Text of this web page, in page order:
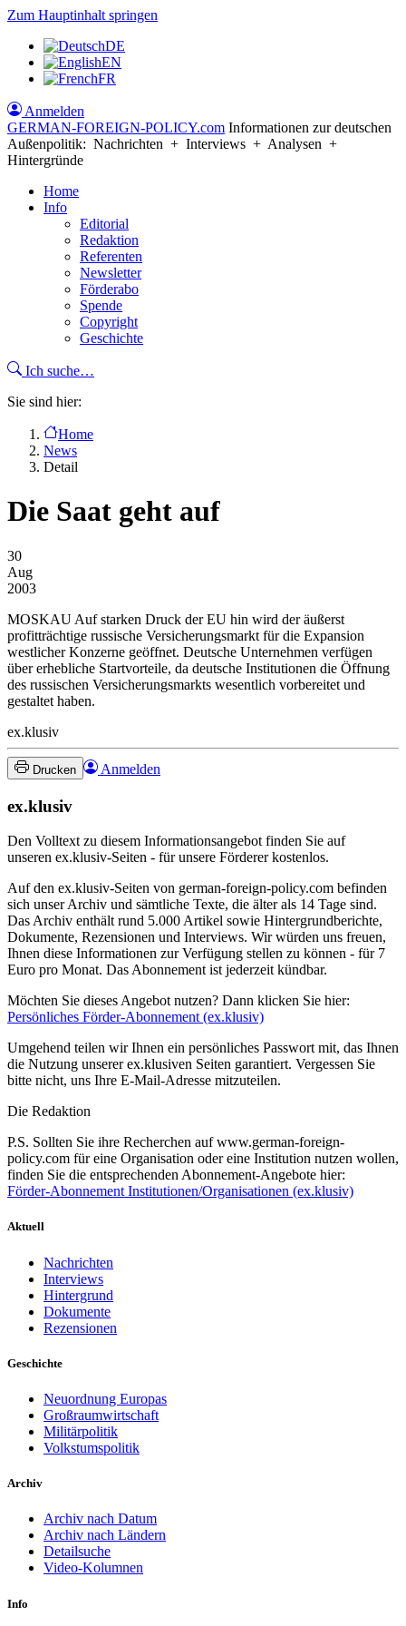
Zum Hauptinhalt springen
DE
EN
FR
Anmelden
GERMAN-FOREIGN-POLICY.com Informationen zur deutschen
Außenpolitik: Nachrichten + Interviews + Analysen +
Hintergründe
Home
Info
Editorial
Redaktion
Referenten
Newsletter
Förderabo
Spende
Copyright
Geschichte
Ich suche…
Sie sind hier:
Home
News
Detail
Die Saat geht auf
30
Aug
2003
MOSKAU Auf starken Druck der EU hin wird der äußerst
profitträchtige russische Versicherungsmarkt für die Expansion
westlicher Konzerne geöffnet. Deutsche Unternehmen verfügen
über erhebliche Startvorteile, da deutsche Institutionen die Öffnung
des russischen Versicherungsmarkts wesentlich vorbereitet und
gestaltet haben.
ex.klusiv
Drucken Anmelden
ex.klusiv
Den Volltext zu diesem Informationsangebot finden Sie auf
unseren ex.klusiv-Seiten - für unsere Förderer kostenlos.
Auf den ex.klusiv-Seiten von german-foreign-policy.com befinden
sich unser Archiv und sämtliche Texte, die älter als 14 Tage sind.
Das Archiv enthält rund 5.000 Artikel sowie Hintergrundberichte,
Dokumente, Rezensionen und Interviews. Wir würden uns freuen,
Ihnen diese Informationen zur Verfügung stellen zu können - für 7
Euro pro Monat. Das Abonnement ist jederzeit kündbar.
Möchten Sie dieses Angebot nutzen? Dann klicken Sie hier:
Persönliches Förder-Abonnement (ex.klusiv)
Umgehend teilen wir Ihnen ein persönliches Passwort mit, das Ihnen
die Nutzung unserer ex.klusiven Seiten garantiert. Vergessen Sie
bitte nicht, uns Ihre E-Mail-Adresse mitzuteilen.
Die Redaktion
P.S. Sollten Sie ihre Recherchen auf www.german-foreign-
policy.com für eine Organisation oder eine Institution nutzen wollen,
finden Sie die entsprechenden Abonnement-Angebote hier:
Förder-Abonnement Institutionen/Organisationen (ex.klusiv)
Aktuell
Nachrichten
Interviews
Hintergrund
Dokumente
Rezensionen
Geschichte
Neuordnung Europas
Großraumwirtschaft
Militärpolitik
Volkstumspolitik
Archiv
Archiv nach Datum
Archiv nach Ländern
Detailsuche
Video-Kolumnen
Info